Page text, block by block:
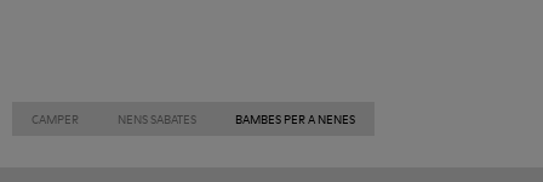
CAMPER NENS SABATES BAMBES PER A NENES